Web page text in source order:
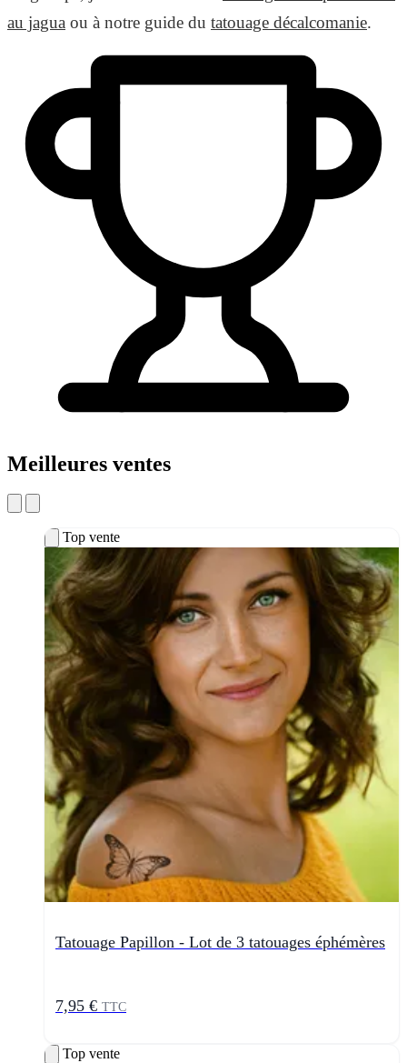
au jagua ou à notre guide du tatouage décalcomanie.
Meilleures ventes
Top vente
Tatouage Papillon - Lot de 3 tatouages éphémères
7,95 € TTC
Top vente